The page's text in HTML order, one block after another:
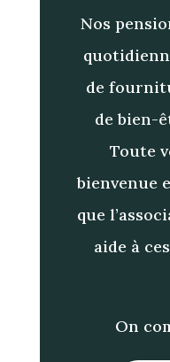
Nos
de
de bien-
Toute
bienvenue
que
aide à
On